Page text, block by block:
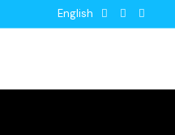
English